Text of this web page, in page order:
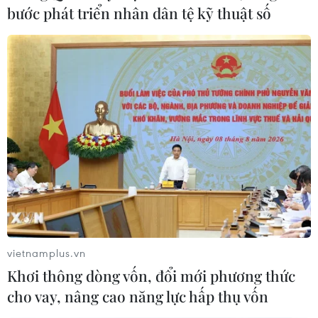
09/08/2026 15:11
Cơ hội và bài toán chính sách cho
Việt Nam từ chiến lược bán dẫn của
Mỹ
09/08/2026 12:57
Chiến dịch siết nhập cư của Mỹ tăng
tốc, ICE bắt giữ 51.000 người
09/08/2026 06:56
Bạn bè Canada chia sẻ về giá trị độc
lập, tự chủ của Việt Nam
bước phát triển nhân dân tệ kỹ thuật số
vietnamplus.vn
Khơi thông dòng vốn, đổi mới phương thức
cho vay, nâng cao năng lực hấp thụ vốn